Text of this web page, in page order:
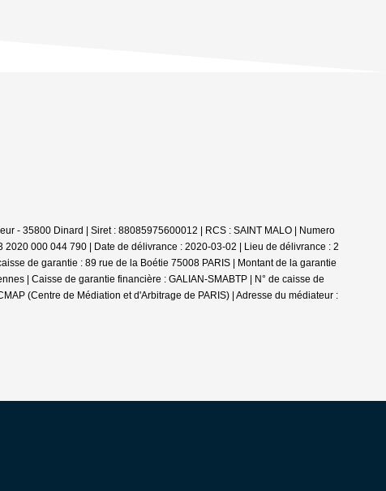
- 35800 Dinard | Siret : 88085975600012 | RCS : SAINT MALO | Numero
2020 000 044 790 | Date de délivrance : 2020-03-02 | Lieu de délivrance : 2
de garantie : 89 rue de la Boétie 75008 PARIS | Montant de la garantie
| Caisse de garantie financière : GALIAN-SMABTP | N° de caisse de
(Centre de Médiation et d'Arbitrage de PARIS) | Adresse du médiateur :